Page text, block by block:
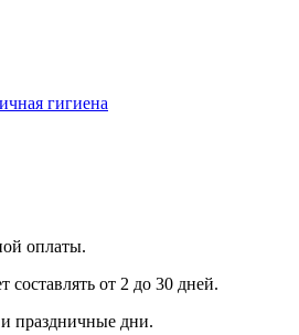
гигиена
оплаты.
от 2 до 30 дней.
праздничные дни.